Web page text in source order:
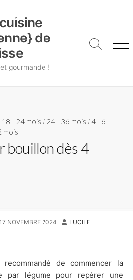
de
gourmande !
Search
18 - 24 mois /24 - 36 mois /4 - 6
mois
bouillon dès 4
LAST
17 NOVEMBRE 2024 AUTHOR
LUCILE
de commencer la
par légume pour repérer une